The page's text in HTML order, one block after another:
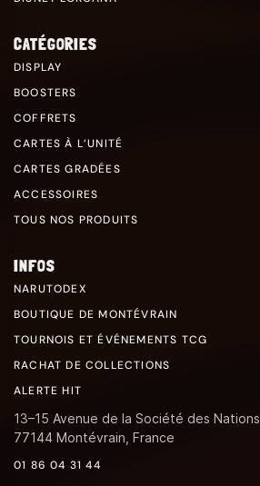
CATÉGORIES
DISPLAY
BOOSTERS
COFFRETS
CARTES À L’UNITÉ
CARTES GRADÉES
ACCESSOIRES
TOUS NOS PRODUITS
INFOS
NARUTODEX
BOUTIQUE DE MONTÉVRAIN
TOURNOIS ET ÉVÉNEMENTS TCG
RACHAT DE COLLECTIONS
ALERTE HIT
13–15 Avenue de la Société des Nations
77144 Montévrain, France
01 86 04 31 44